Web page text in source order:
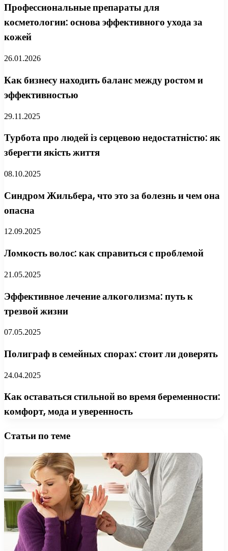
Профессиональные препараты для
косметологии: основа эффективного ухода за
кожей
26.01.2026
Как бизнесу находить баланс между ростом и
эффективностью
29.11.2025
Турбота про людей із серцевою недостатністю: як
зберегти якість життя
08.10.2025
Синдром Жильбера, что это за болезнь и чем она
опасна
12.09.2025
Ломкость волос: как справиться с проблемой
21.05.2025
Эффективное лечение алкоголизма: путь к
трезвой жизни
07.05.2025
Полиграф в семейных спорах: стоит ли доверять
24.04.2025
Как оставаться стильной во время беременности:
комфорт, мода и уверенность
Статьи по теме